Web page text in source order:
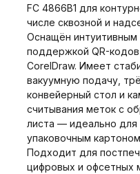
FC 4866B1 для
числе сквозной и
Оснащён
поддержкой QR-кодов
CorelDraw. Имеет
вакуумную подачу,
конвейерный стол и
считывания меток с
листа — идеально для
упаковочным
Подходит для
цифровых и офсетных